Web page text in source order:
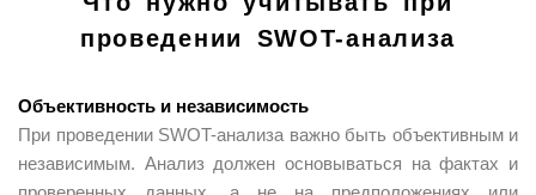
проведении SWOT-анализа
Объективность и независимость
При проведении SWOT-анализа важно быть объективным и
независимым. Анализ должен основываться на фактах и